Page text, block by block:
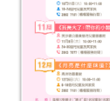
2026年嬰幼兒親子
活動日期：